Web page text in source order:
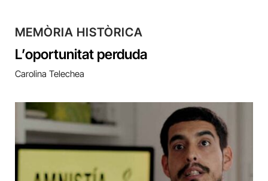
MEMÒRIA HISTÒRICA
L’oportunitat perduda
Carolina Telechea